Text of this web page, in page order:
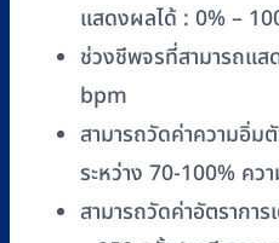
แสดงผลได้ : 0% –
ช่วงชีพจรที่สามารถแ
bpm
สามารถวัดค่าความอิ่ม
ระหว่าง 70-100% คว
สามารถวัดค่าอัตรากา